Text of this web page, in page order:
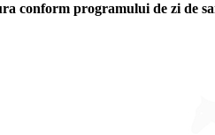
conform programului de zi de